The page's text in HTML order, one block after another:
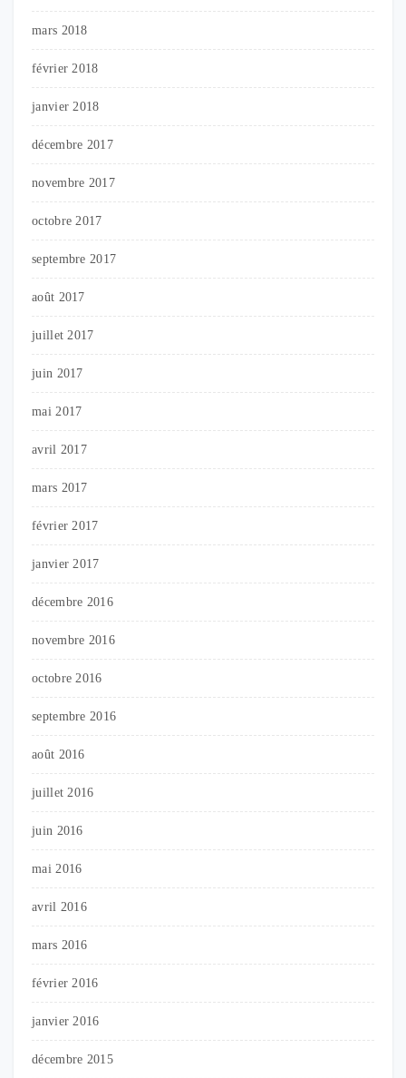
mars 2018
février 2018
janvier 2018
décembre 2017
novembre 2017
octobre 2017
septembre 2017
août 2017
juillet 2017
juin 2017
mai 2017
avril 2017
mars 2017
février 2017
janvier 2017
décembre 2016
novembre 2016
octobre 2016
septembre 2016
août 2016
juillet 2016
juin 2016
mai 2016
avril 2016
mars 2016
février 2016
janvier 2016
décembre 2015